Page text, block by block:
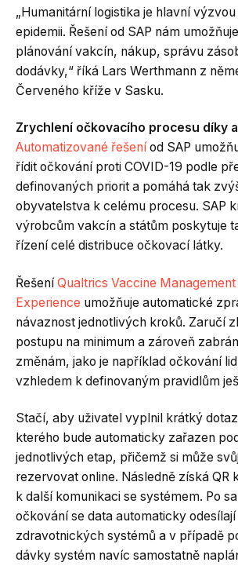
„Humanitární logistika je hlavní
epidemii. Řešení od SAP nám
plánování vakcín, nákup, správu
dodávky,“ říká Lars Werthmann z
Červeného kříže v Sasku.
Zrychlení očkovacího procesu díky
Automatizované řešeníod SAP
řídit očkování proti COVID-19 podle
definovaných priorit a pomáhá tak
obyvatelstva k celému procesu. SAP
výrobcům vakcín a státům poskytuje
řízení celé distribuce očkovací látky.
ŘešeníQualtrics Vaccine
Experience umožňuje automatické
návaznost jednotlivých kroků. Zaručí
postupu na minimum a zároveň
změnám, jako je například očkování
vzhledem k definovaným pravidlům
Stačí, aby uživatel vyplnil krátký
kterého bude automaticky zařazen
jednotlivých etap, přičemž si může
rezervovat online. Následně získá QR
k další komunikaci se systémem. Po
očkování se data automaticky
zdravotnických systémů a v případě
dávky systém navíc samostatně